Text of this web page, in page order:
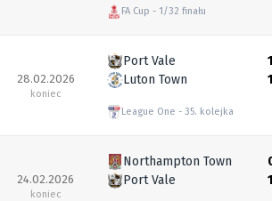
FA Cup 1/32 finału
28.02.2026
koniec
Port Vale
Luton Town
League One 35. kolejka
1
1
24.02.2026
koniec
Northampton Town
Port Vale
1